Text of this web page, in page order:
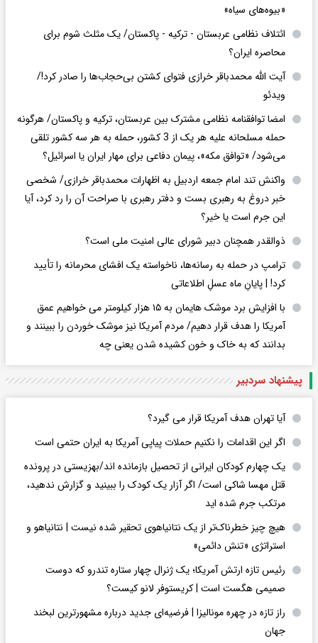
«بیوه‌های سیاه»
ائتلاف نظامی عربستان - ترکیه - پاکستان/ یک مثلث شوم برای
محاصره ایران؟
آیت الله محمدباقر خرازی فتوای کشتن بی‌حجاب‌ها را صادر کرد!/
ویدئو
امضا توافقنامه نظامی مشترک بین عربستان، ترکیه و پاکستان/ هرگونه
حمله مسلحانه علیه هر یک از 3 کشور، حمله به هر سه کشور تلقی
می‌شود/ «توافق مکه»، پیمان دفاعی برای مهار ایران یا اسرائیل؟
واکنش تند امام جمعه اردبیل به اظهارات محمدباقر خرازی/ شخصی
خبر دروغ به رهبری بست و دفتر رهبری با صراحت آن را رد کرد، آیا
این جرم است یا خیر؟
ذوالقدر همچنان دبیر شورای ‌عالی امنیت ملی است؟
ترامپ در حمله‌ به رسانه‌ها، ناخواسته یک افشای محرمانه را تأیید
کرد! |‌ پایانِ ماه عسلِ اطلاعاتی
با افزایش برد موشک هایمان به ۱۵ هزار کیلومتر می خواهیم عمق
آمریکا را هدف قرار دهیم/ مردم آمریکا نیز موشک خوردن را ببینند و
بدانند که به خاک و خون کشیده شدن یعنی چه
پیشنهاد سردبیر
آیا تهران هدف آمریکا قرار می گیرد؟
اگر این اقدامات را نکنیم حملات پیاپی آمریکا به ایران حتمی است
یک چهارم کودکان ایرانی از تحصیل بازمانده اند/بهزیستی در پرونده
قتل مهسا شاکی است/ اگر آزار یک کودک را ببینید و گزارش ندهید،
مرتکب جرم شده اید
هیچ چیز خطرناک‌تر از یک نتانیاهوی تحقیر شده نیست | نتانیاهو و
استراتژی «تنش دائمی»
رئیس تازه ارتش آمریکا؛ یک ژنرال چهار ستاره تندرو که دوست
صمیمی هگست است | کریستوفر لانو کیست؟
راز تازه در چهره مونالیزا | فرضیه‌ای جدید درباره مشهورترین لبخند
جهان